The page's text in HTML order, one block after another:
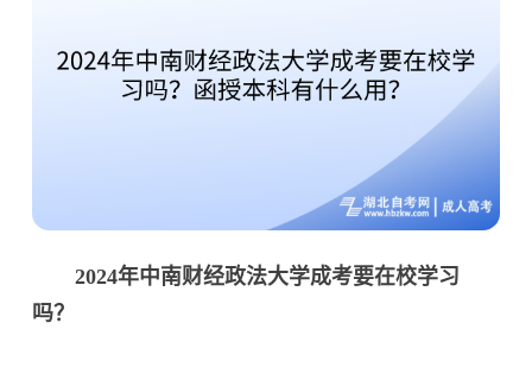
2024年中南财经政法大学成考要在校学习
吗？